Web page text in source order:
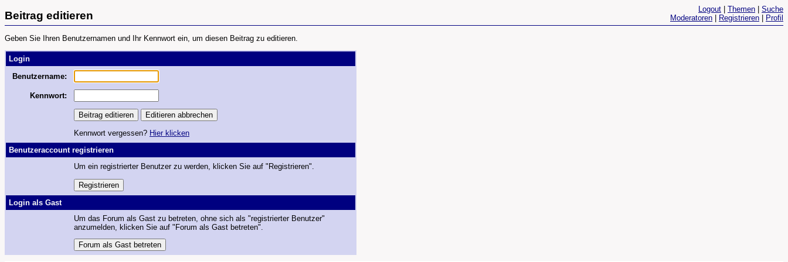
Beitrag editieren
Logout Themen
Suche
Moderatoren
Registrieren Profil
Geben Sie Ihren Benutzernamen und Ihr Kennwort ein, um diesen Beitrag zu editieren.
Login
Benutzername:
Kennwort:
Kennwort vergessen? Hier klicken
Benutzeraccount registrieren
Um ein registrierter Benutzer zu werden, klicken Sie auf "Registrieren".
Login als Gast
Um das Forum als Gast zu betreten, ohne sich als "registrierter Benutzer"
anzumelden, klicken Sie auf "Forum als Gast betreten".